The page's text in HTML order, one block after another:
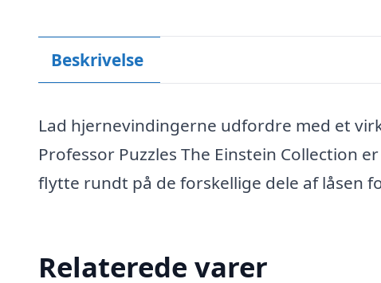
Beskrivelse
Lad hjernevindingerne udfordre med et
Professor Puzzles The Einstein Collection
flytte rundt på de forskellige dele af låsen
Relaterede varer